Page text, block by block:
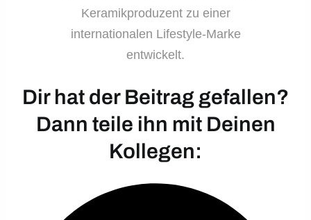
Keramikproduzent zu einer
internationalen Lifestyle-Marke
entwickelt.
Dir hat der Beitrag gefallen?
Dann teile ihn mit Deinen
Kollegen: